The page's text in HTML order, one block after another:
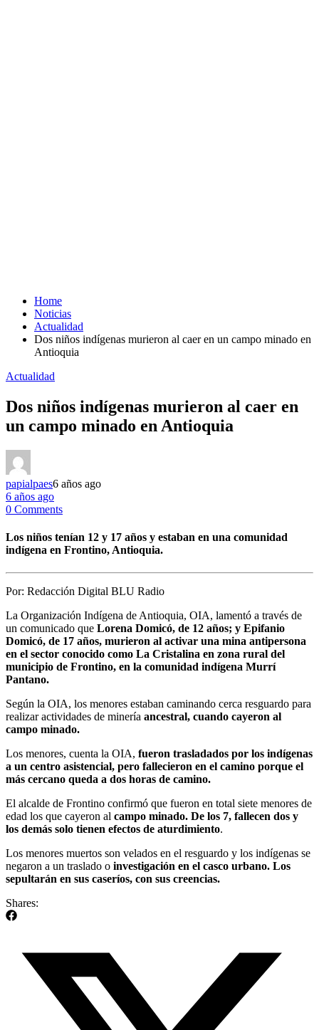
Home
Noticias
Actualidad
Dos niños indígenas murieron al caer en un campo minado en
Antioquia
Actualidad
Dos niños indígenas murieron al caer en
un campo minado en Antioquia
papialpaes6 años ago
6 años ago
0 Comments
Los niños tenían 12 y 17 años y estaban en una comunidad
indígena en Frontino, Antioquia.
Por: Redacción Digital BLU Radio
La Organización Indígena de Antioquia, OIA, lamentó a través de
un comunicado que Lorena Domicó, de 12 años; y Epifanio
Domicó, de 17 años, murieron al activar una mina antipersona
en el sector conocido como La Cristalina en zona rural del
municipio de Frontino, en la comunidad indígena Murrí
Pantano.
Según la OIA, los menores estaban caminando cerca resguardo para
realizar actividades de minería ancestral, cuando cayeron al
campo minado.
Los menores, cuenta la OIA, fueron trasladados por los indígenas
a un centro asistencial, pero fallecieron en el camino porque el
más cercano queda a dos horas de camino.
El alcalde de Frontino confirmó que fueron en total siete menores de
edad los que cayeron al campo minado. De los 7, fallecen dos y
los demás solo tienen efectos de aturdimiento.
Los menores muertos son velados en el resguardo y los indígenas se
negaron a un traslado o investigación en el casco urbano. Los
sepultarán en sus caseríos, con sus creencias.
Shares: